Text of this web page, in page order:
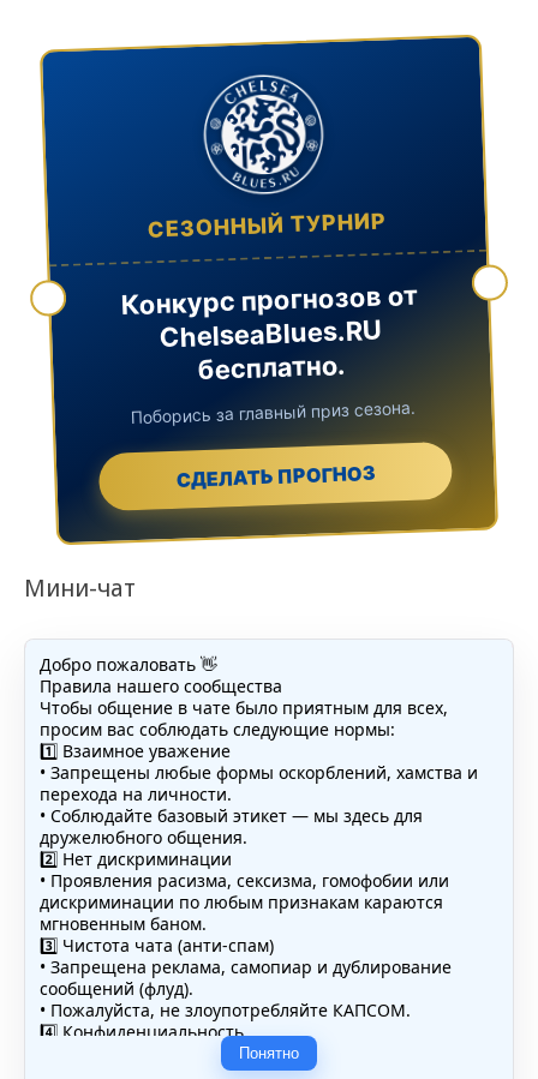
СЕЗОННЫЙ ТУРНИР
Конкурс прогнозов от
ChelseaBlues.RU
бесплатно.
Поборись за главный приз сезона.
СДЕЛАТЬ ПРОГНОЗ
Мини-чат
Добро пожаловать 👋
Правила нашего сообщества
Чтобы общение в чате было приятным для всех,
просим вас соблюдать следующие нормы:
1️⃣ Взаимное уважение
• Запрещены любые формы оскорблений, хамства и
перехода на личности.
• Соблюдайте базовый этикет — мы здесь для
дружелюбного общения.
2️⃣ Нет дискриминации
• Проявления расизма, сексизма, гомофобии или
дискриминации по любым признакам караются
мгновенным баном.
3️⃣ Чистота чата (анти-спам)
• Запрещена реклама, самопиар и дублирование
сообщений (флуд).
• Пожалуйста, не злоупотребляйте КАПСОМ.
4️⃣ Конфиденциальность
• Не публикуйте личные данные — свои или чужие
(телефоны, адреса, документы).
Понятно